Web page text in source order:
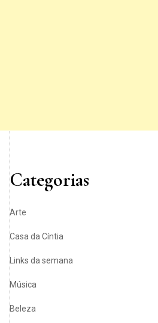
Categorias
Arte
Casa da Cíntia
Links da semana
Música
Beleza